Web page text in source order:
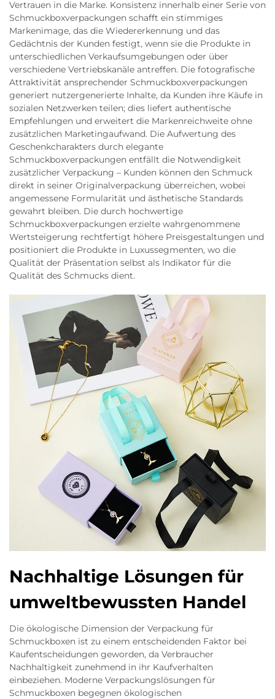
Vertrauen in die Marke. Konsistenz innerhalb einer Serie von
Schmuckboxverpackungen schafft ein stimmiges
Markenimage, das die Wiedererkennung und das
Gedächtnis der Kunden festigt, wenn sie die Produkte in
unterschiedlichen Verkaufsumgebungen oder über
verschiedene Vertriebskanäle antreffen. Die fotografische
Attraktivität ansprechender Schmuckboxverpackungen
generiert nutzergenerierte Inhalte, da Kunden ihre Käufe in
sozialen Netzwerken teilen; dies liefert authentische
Empfehlungen und erweitert die Markenreichweite ohne
zusätzlichen Marketingaufwand. Die Aufwertung des
Geschenkcharakters durch elegante
Schmuckboxverpackungen entfällt die Notwendigkeit
zusätzlicher Verpackung – Kunden können den Schmuck
direkt in seiner Originalverpackung überreichen, wobei
angemessene Formularität und ästhetische Standards
gewahrt bleiben. Die durch hochwertige
Schmuckboxverpackungen erzielte wahrgenommene
Wertsteigerung rechtfertigt höhere Preisgestaltungen und
positioniert die Produkte in Luxussegmenten, wo die
Qualität der Präsentation selbst als Indikator für die
Qualität des Schmucks dient.
Nachhaltige Lösungen für
umweltbewussten Handel
Die ökologische Dimension der Verpackung für
Schmuckboxen ist zu einem entscheidenden Faktor bei
Kaufentscheidungen geworden, da Verbraucher
Nachhaltigkeit zunehmend in ihr Kaufverhalten
einbeziehen. Moderne Verpackungslösungen für
Schmuckboxen begegnen ökologischen